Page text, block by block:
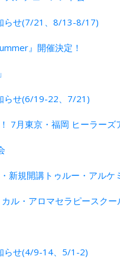
らせ(7/21、8/13-8/17)
』開催決定！
らせ(6/19-22、7/21)
7月東京・福岡 ヒーラーズ
新規開講トゥルー・アルケ
ル・アロマセラピースクー
らせ(4/9-14、5/1-2)